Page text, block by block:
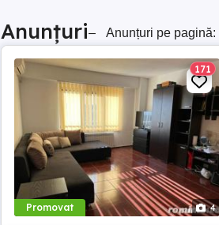
Anunțuri– Anunțuri pe pagină:
Promovat 4
171